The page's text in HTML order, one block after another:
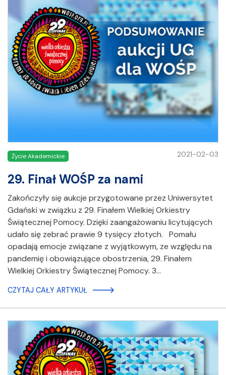
Życie Akademickie 2021-02-03
29. Finał WOŚP za nami
Zakończyły się aukcje przygotowane przez Uniwersytet
Gdański w związku z 29. Finałem Wielkiej Orkiestry
Świątecznej Pomocy. Dzięki zaangażowaniu licytujących
udało się zebrać prawie 9 tysięcy złotych. Pomału
opadają emocje związane z wyjątkowym, ze względu na
pandemię i obowiązujące obostrzenia, 29. Finałem
Wielkiej Orkiestry Świątecznej Pomocy. 3…
CZYTAJ CAŁY ARTYKUŁ